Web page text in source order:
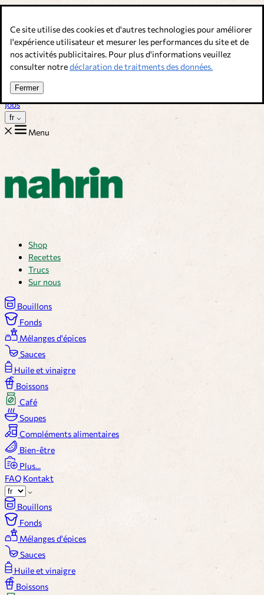
Ce site utilise des cookies et d'autres technologies pour améliorer
l'expérience utilisateur et mesurer les performances du site et de
nos activités publicitaires. Pour plus d'informations veuillez
consulter notredéclaration de traitments des données.
Fermer
Bouillons, épices & compléments alimentaires. Qualité suisse.
Service client
Recettes
Trucs
Sur nous
Jobs
fr
Menu
Shop
Recettes
Trucs
Sur nous
Bouillons
Fonds
Mélanges d'épices
Sauces
Huile et vinaigre
Boissons
Café
Soupes
Compléments alimentaires
Bien-être
Plus...
FAQ Kontakt
Bouillons
Fonds
Mélanges d'épices
Sauces
Huile et vinaigre
Boissons